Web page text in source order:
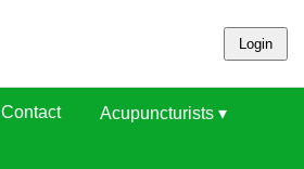
Login
Contact Acupuncturists ▾